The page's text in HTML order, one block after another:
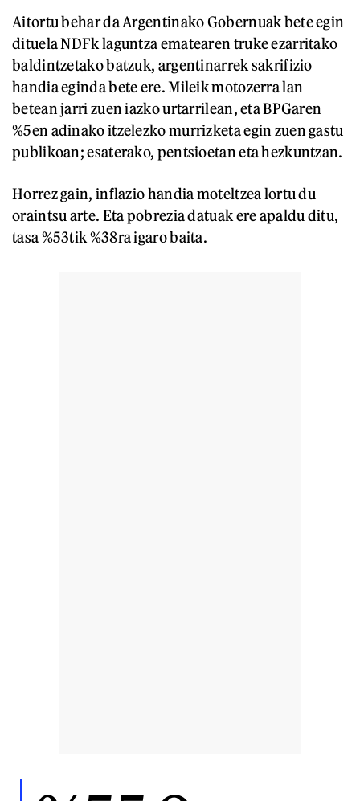
Aitortu behar da Argentinako Gobernuak bete egin
dituela NDFk laguntza ematearen truke ezarritako
baldintzetako batzuk, argentinarrek sakrifizio
handia eginda bete ere. Mileik motozerra lan
betean jarri zuen iazko urtarrilean, eta BPGaren
%5en adinako itzelezko murrizketa egin zuen gastu
publikoan; esaterako, pentsioetan eta hezkuntzan.
Horrez gain, inflazio handia moteltzea lortu du
oraintsu arte. Eta pobrezia datuak ere apaldu ditu,
tasa %53tik %38ra igaro baita.